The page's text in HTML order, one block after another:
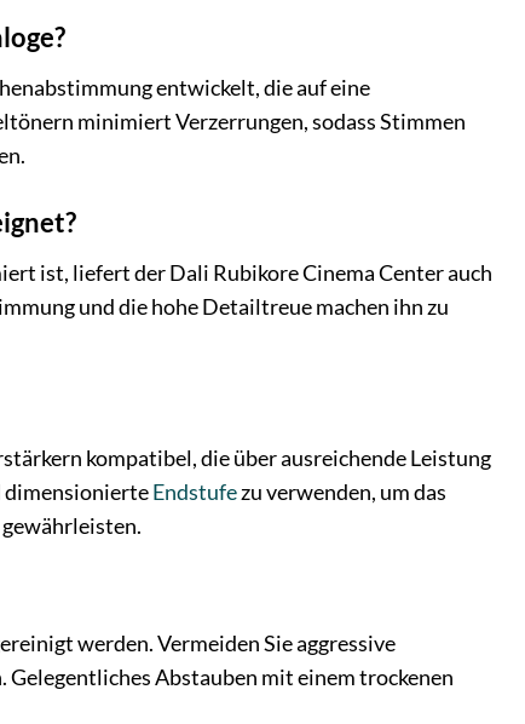
entwickelt, die auf eine
minimiert Verzerrungen, sodass Stimmen
ist, liefert der Dali Rubikore Cinema Center auch
und die hohe Detailtreue machen ihn zu
kompatibel, die über ausreichende Leistung
dimensionierteEndstufezu verwenden, um das
werden. Vermeiden Sie aggressive
Abstauben mit einem trockenen